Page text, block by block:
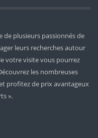
plusieurs passionnés de
leurs recherches autour
votre visite vous pourrez
les nombreuses
profitez de prix avantageux
».